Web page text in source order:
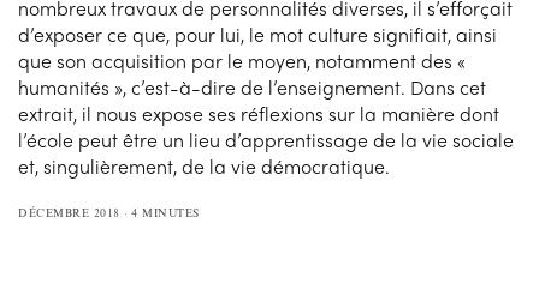
nombreux travaux de personnalités diverses, il s’efforçait
d’exposer ce que, pour lui, le mot culture signifiait, ainsi
que son acquisition par le moyen, notamment des «
humanités », c’est-à-dire de l’enseignement. Dans cet
extrait, il nous expose ses réflexions sur la manière dont
l’école peut être un lieu d’apprentissage de la vie sociale
et, singulièrement, de la vie démocratique.
DÉCEMBRE 2018 4 MINUTES